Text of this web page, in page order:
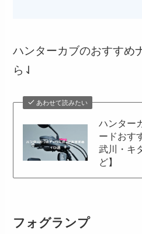
ハンターカブのおすすめ
ら⇃
あわせて読みたい
ハンター
ードおす
武川・キ
ど】
フォグランプ